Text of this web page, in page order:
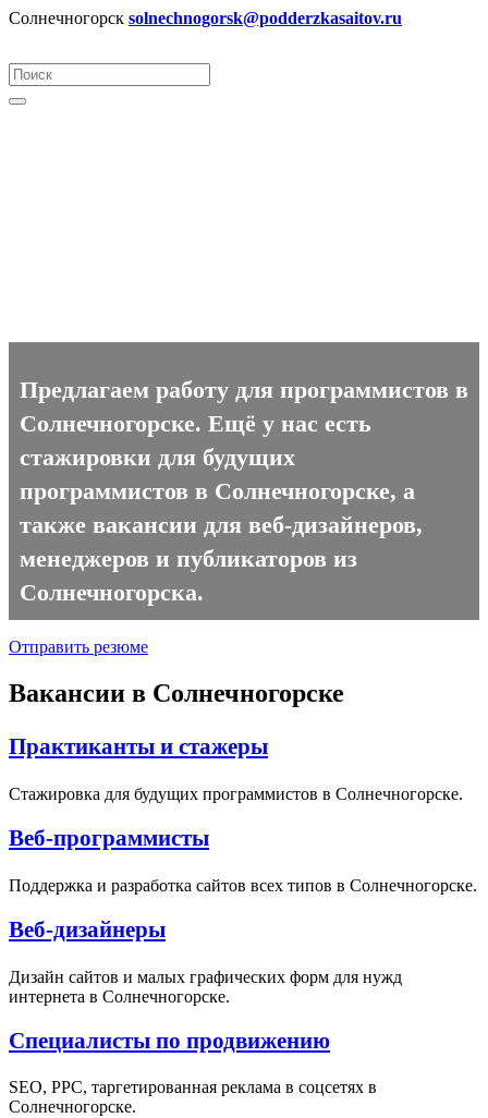
Солнечногорск solnechnogorsk@podderzkasaitov.ru
Предлагаем работу для программистов в
Солнечногорске. Ещё у нас есть
стажировки для будущих
программистов в Солнечногорске, а
также вакансии для веб-дизайнеров,
менеджеров и публикаторов из
Солнечногорска.
Отправить резюме
Вакансии в Солнечногорске
Практиканты и стажеры
Стажировка для будущих программистов в Солнечногорске.
Веб-программисты
Поддержка и разработка сайтов всех типов в Солнечногорске.
Веб-дизайнеры
Дизайн сайтов и малых графических форм для нужд
интернета в Солнечногорске.
Специалисты по продвижению
SEO, PPC, таргетированная реклама в соцсетях в
Солнечногорске.